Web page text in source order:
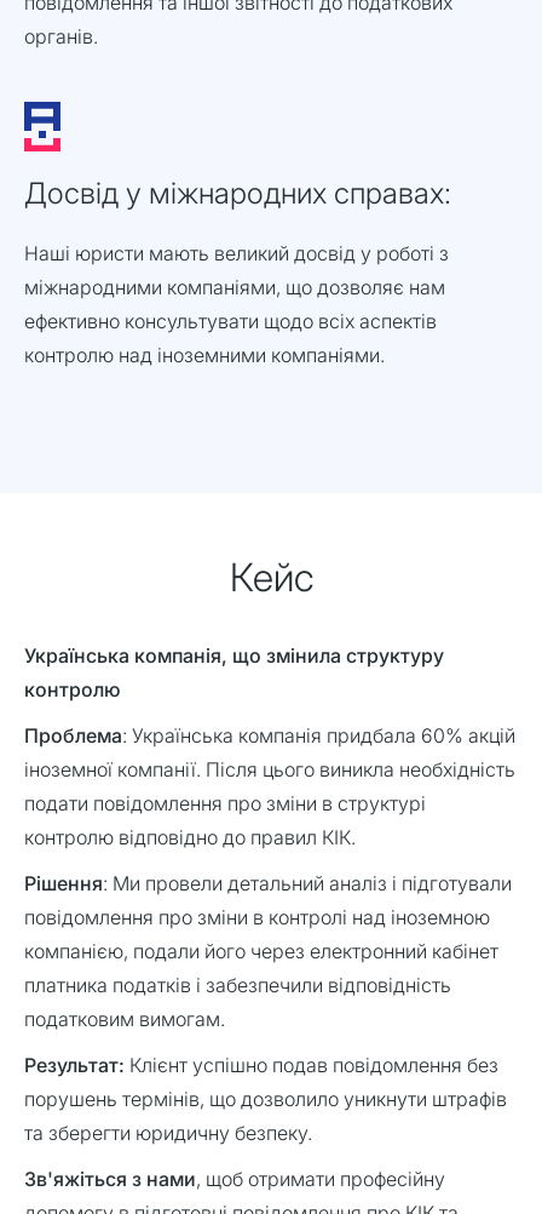
органів.
Досвід у міжнародних справах:
Наші юристи мають великий досвід у роботі з
міжнародними компаніями, що дозволяє нам
ефективно консультувати щодо всіх аспектів
контролю над іноземними компаніями.
Кейс
Українська компанія, що змінила структуру
контролю
Проблема: Українська компанія придбала 60% акцій
іноземної компанії. Після цього виникла необхідність
подати повідомлення про зміни в структурі
контролю відповідно до правил КІК.
Рішення: Ми провели детальний аналіз і підготували
повідомлення про зміни в контролі над іноземною
компанією, подали його через електронний кабінет
платника податків і забезпечили відповідність
податковим вимогам.
Результат: Клієнт успішно подав повідомлення без
порушень термінів, що дозволило уникнути штрафів
та зберегти юридичну безпеку.
Зв'яжіться з нами, щоб отримати професійну